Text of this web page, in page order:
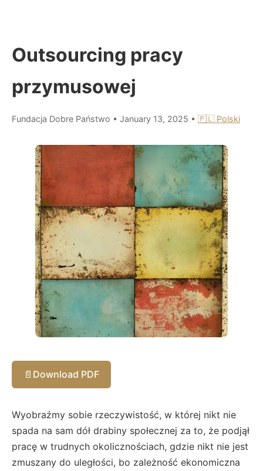
Outsourcing pracy
przymusowej
Fundacja Dobre Państwo • January 13, 2025 • 🇵🇱 Polski
📄 Download PDF
Wyobraźmy sobie rzeczywistość, w której nikt nie
spada na sam dół drabiny społecznej za to, że podjął
pracę w trudnych okolicznościach, gdzie nikt nie jest
zmuszany do uległości, bo zależność ekonomiczna